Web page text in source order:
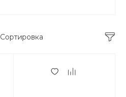
Сортировка